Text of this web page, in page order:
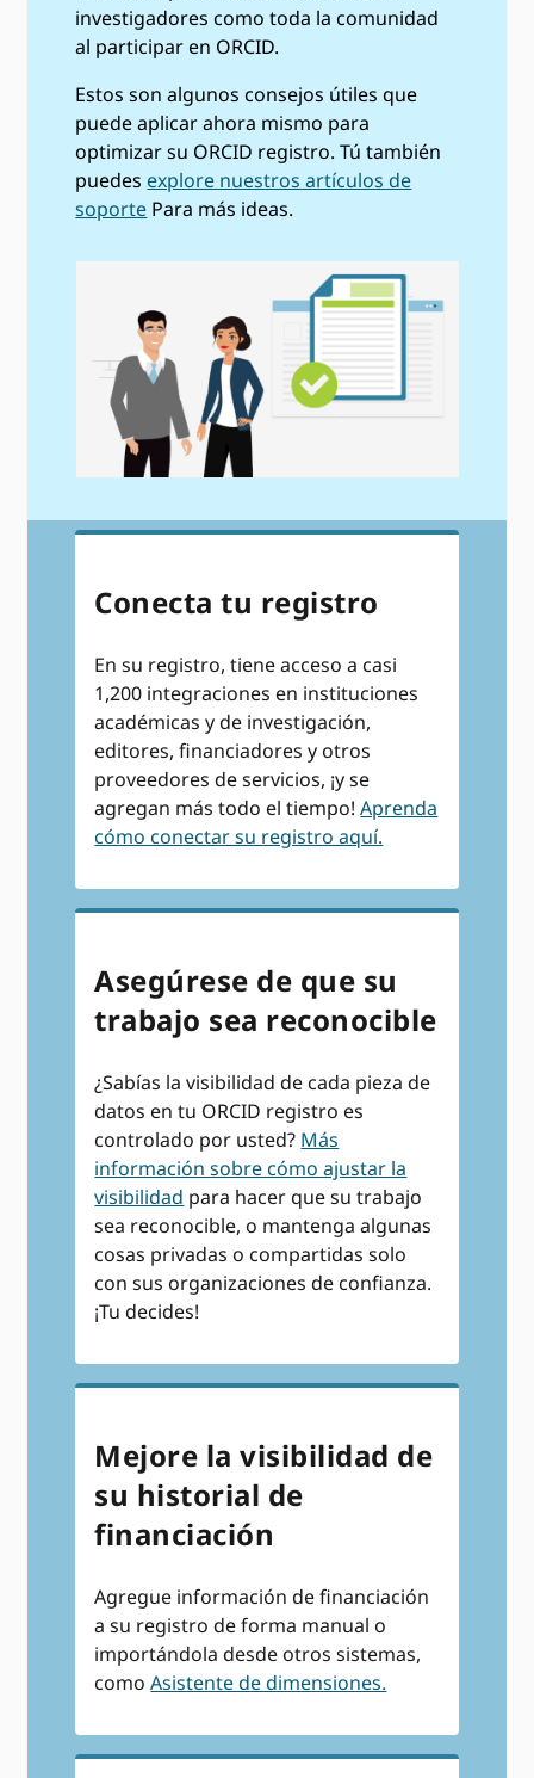
investigadores como toda la comunidad
al participar en ORCID.
Estos son algunos consejos útiles que
puede aplicar ahora mismo para
optimizar su ORCID registro. Tú también
puedes explore nuestros artículos de
soporte Para más ideas.
Conecta tu registro
En su registro, tiene acceso a casi
1,200 integraciones en instituciones
académicas y de investigación,
editores, financiadores y otros
proveedores de servicios, ¡y se
agregan más todo el tiempo!Aprenda
cómo conectar su registro aquí.
Asegúrese de que su
trabajo sea reconocible
¿Sabías la visibilidad de cada pieza de
datos en tu ORCID registro es
controlado por usted? Más
información sobre cómo ajustar la
visibilidad para hacer que su trabajo
sea reconocible, o mantenga algunas
cosas privadas o compartidas solo
con sus organizaciones de confianza.
¡Tu decides!
Mejore la visibilidad de
su historial de
financiación
Agregue información de financiación
a su registro de forma manual o
importándola desde otros sistemas,
comoAsistente de dimensiones.